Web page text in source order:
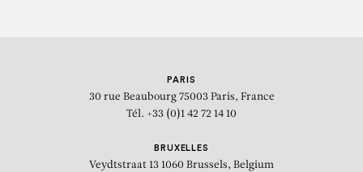
PARIS
30 rue Beaubourg 75003 Paris, France
Tél. +33 (0)1 42 72 14 10
BRUXELLES
Veydtstraat 13 1060 Brussels, Belgium